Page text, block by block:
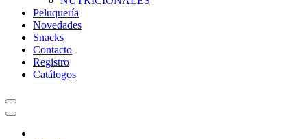
Peluquería
Novedades
Snacks
Contacto
Registro
Catálogos